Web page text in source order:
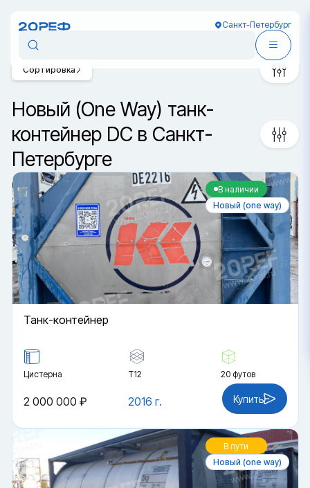
Санкт-Петербург
Новый (One Way) танк-
контейнер DC в Санкт-
Петербурге
Сортировка
В наличии
Новый (one way)
Танк-контейнер
Цистерна Т12 20 футов
2016 г.
2 000 000 ₽ Купить
В пути
Новый (one way)